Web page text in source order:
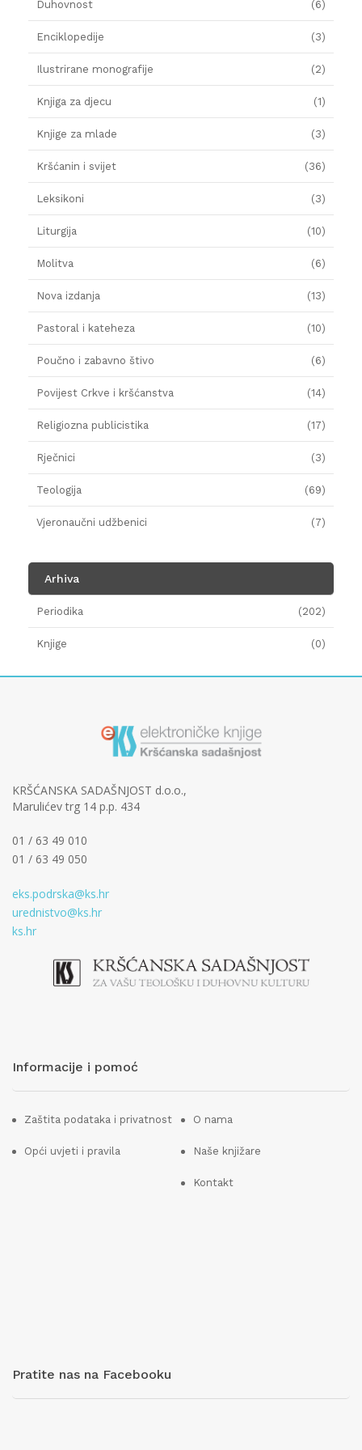
Duhovnost (6)
Enciklopedije (3)
Ilustrirane monografije (2)
Knjiga za djecu (1)
Knjige za mlade (3)
Kršćanin i svijet (36)
Leksikoni (3)
Liturgija (10)
Molitva (6)
Nova izdanja (13)
Pastoral i kateheza (10)
Poučno i zabavno štivo (6)
Povijest Crkve i kršćanstva (14)
Religiozna publicistika (17)
Rječnici (3)
Teologija (69)
Vjeronaučni udžbenici (7)
Arhiva
Periodika (202)
Knjige (0)
KRŠĆANSKA SADAŠNJOST d.o.o.,
Marulićev trg 14 p.p. 434
01 / 63 49 010
01 / 63 49 050
eks.podrska@ks.hr
urednistvo@ks.hr
ks.hr
Informacije i pomoć
Zaštita podataka i privatnost
Opći uvjeti i pravila
O nama
Naše knjižare
Kontakt
Pratite nas na Facebooku